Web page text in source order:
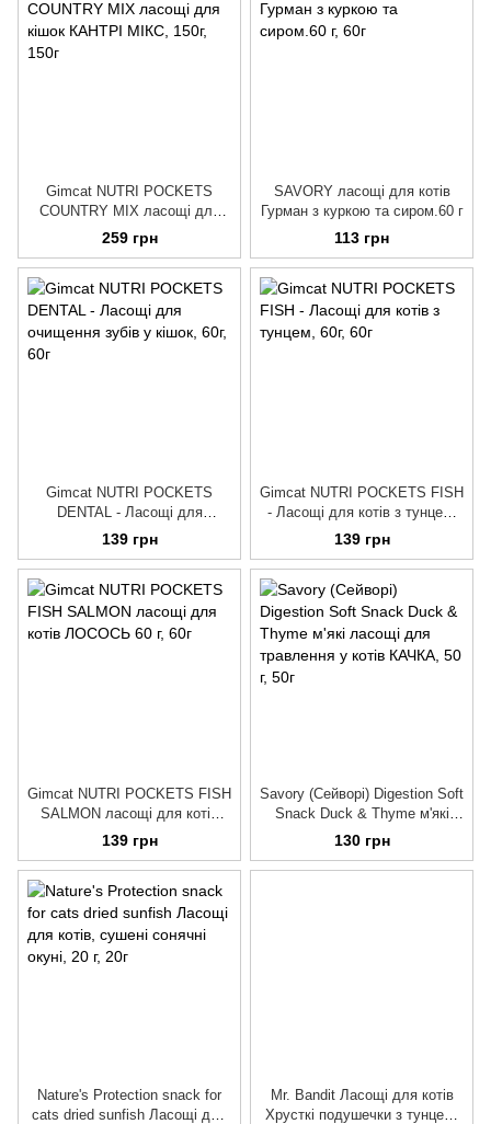
Gimсat NUTRI POCKETS
COUNTRY MIX ласощі для
кішок КАНТРІ МІКС, 150г
259 грн
SAVORY ласощі для котів
Гурман з куркою та сиром.60 г
113 грн
Gimсat NUTRI POCKETS
DENTAL - Ласощі для
очищення зубів у кішок, 60г
139 грн
Gimсat NUTRI POCKETS FISH
- Ласощі для котів з тунцем,
60г
139 грн
Gimcat NUTRI POCKETS FISH
SALMON ласощі для котів
ЛОСОСЬ 60 г
139 грн
Savory (Сейворі) Digestion Soft
Snack Duck & Thyme м'які
ласощі для травлення у котів
КАЧКА, 50 г
130 грн
Nature's Protection snack for
cats dried sunfish Ласощі для
Mr. Bandit Ласощі для котів
Хрусткі подушечки з тунцем,